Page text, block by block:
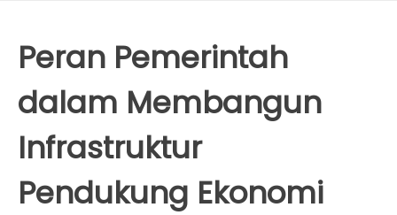
Peran Pemerintah
dalam Membangun
Infrastruktur
Pendukung Ekonomi